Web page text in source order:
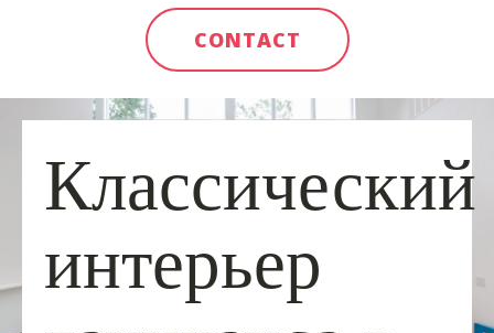
CONTACT
Классический
интерьер